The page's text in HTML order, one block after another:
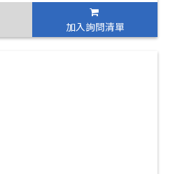
加入詢問清單